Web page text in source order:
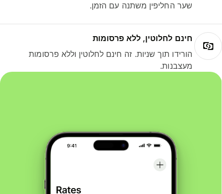
שער החליפין משתנה עם הזמן.
חינם לחלוטין, ללא פרסומות
הורידו תוך שניות. זה חינם לחלוטין וללא פרסומות
מעצבנות.